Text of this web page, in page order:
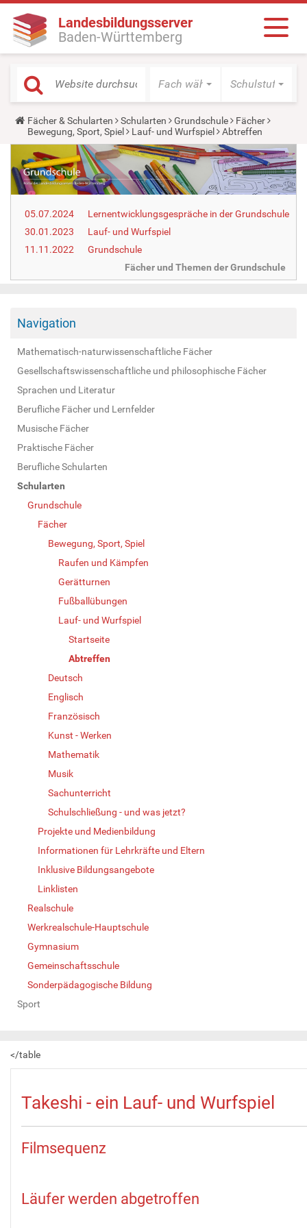
Landesbildungsserver
Baden-Württemberg
Fach wählen Schulstufe
Y
o
u
r
e
h
e
e
:
Fächer & Schularten Schularten Grundschule
Fächer
Bewegung, Sport, Spiel
Lauf- und Wurfspiel Abtreffen
05.07.2024
Lernentwicklungsgespräche in der Grundschule
30.01.2023
Lauf- und Wurfspiel
11.11.2022
Grundschule
Fächer und Themen der Grundschule
Navigation
Mathematisch-naturwissenschaftliche Fächer
Gesellschaftswissenschaftliche und philosophische Fächer
Sprachen und Literatur
Berufliche Fächer und Lernfelder
Musische Fächer
Praktische Fächer
Berufliche Schularten
Schularten
Grundschule
Fächer
Bewegung, Sport, Spiel
Raufen und Kämpfen
Gerätturnen
Fußballübungen
Lauf- und Wurfspiel
Startseite
Abtreffen
Deutsch
Englisch
Französisch
Kunst - Werken
Mathematik
Musik
Sachunterricht
Schulschließung - und was jetzt?
Projekte und Medienbildung
Informationen für Lehrkräfte und Eltern
Inklusive Bildungsangebote
Linklisten
Realschule
Werkrealschule-Hauptschule
Gymnasium
Gemeinschaftsschule
Sonderpädagogische Bildung
Sport
</table
Takeshi - ein Lauf- und Wurfspiel
Filmsequenz
Läufer werden abgetroffen